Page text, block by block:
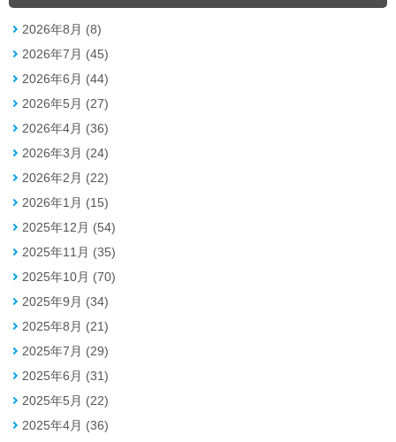
2026年8月 (8)
2026年7月 (45)
2026年6月 (44)
2026年5月 (27)
2026年4月 (36)
2026年3月 (24)
2026年2月 (22)
2026年1月 (15)
2025年12月 (54)
2025年11月 (35)
2025年10月 (70)
2025年9月 (34)
2025年8月 (21)
2025年7月 (29)
2025年6月 (31)
2025年5月 (22)
2025年4月 (36)